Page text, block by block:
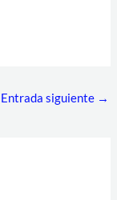
Entrada siguiente →